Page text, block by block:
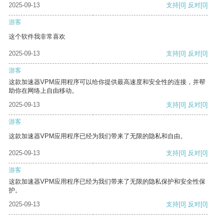
2025-09-13 支持[0] 反对[0]
游客
这个软件我非常喜欢
2025-09-13 支持[0] 反对[0]
游客
这款加速器VPM应用程序可以给你提供最高速度和安全性的连接，并帮
助你在网络上自由移动。
2025-09-13
支持[0] 反对[0]
游客
这款加速器VPM应用程序已经为我们带来了无限的隐私和自由。
2025-09-13 支持[0] 反对[0]
游客
这款加速器VPM应用程序已经为我们带来了无限的隐私保护和安全性保
护。
2025-09-13
支持[0] 反对[0]